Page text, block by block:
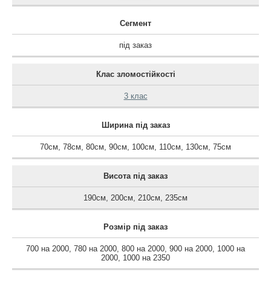
Сегмент
під заказ
Клас зломостійкості
3 клас
Ширина під заказ
70см, 78см, 80см, 90см, 100см, 110см, 130см, 75см
Висота під заказ
190см, 200см, 210см, 235см
Розмір під заказ
700 на 2000, 780 на 2000, 800 на 2000, 900 на 2000, 1000 на
2000, 1000 на 2350